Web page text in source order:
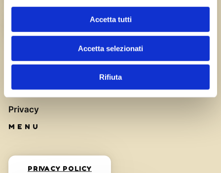
Accetta tutti
Accetta selezionati
Rifiuta
Privacy
PRIVACY POLICY